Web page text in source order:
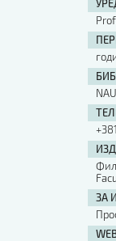
ЗА